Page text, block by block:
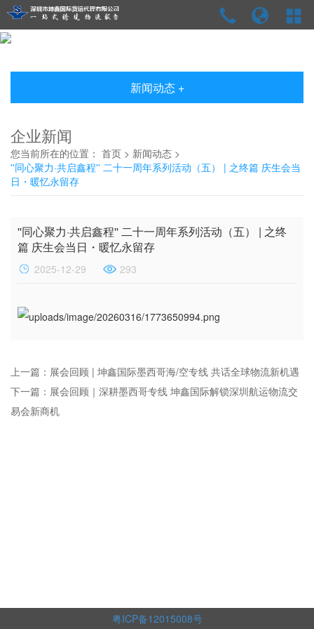
新闻动态 +
企业新闻
您当前所在的位置： 首页 > 新闻动态 >
''同心聚力·共启鑫程'' 二十一周年系列活动（五） | 之终篇 庆生会当
日・暖忆永留存
''同心聚力·共启鑫程'' 二十一周年系列活动（五） | 之终
篇 庆生会当日・暖忆永留存
2025-12-29 293
上一篇：展会回顾 | 坤鑫国际墨西哥海/空专线 共话全球物流新机遇
下一篇：展会回顾｜深耕墨西哥专线 坤鑫国际解锁深圳航运物流交
易会新商机
粤ICP备12015008号